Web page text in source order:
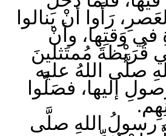
رَأَوا أنْ يَنالوا
في وَقتِها، وأنْ
قُرَيْظةَ مُمتَثلينَ
صلَّى اللهُ عليه
إليها، فصَلَّوا
رسولُ اللهِ صلَّى